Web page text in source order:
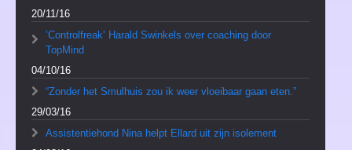
20/11/16
’Controlfreak’ Harald Swinkels over coaching door
TopMind
04/10/16
“Zonder het Smulhuis zou ik weer vloeibaar gaan eten.”
29/03/16
Assistentiehond Nina helpt Ellard uit zijn isolement